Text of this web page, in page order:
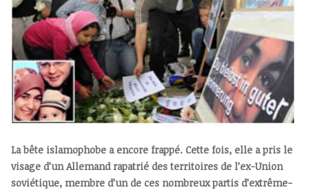
La bête islamophobe a encore frappé. Cette fois, elle a pris le
visage d’un Allemand rapatrié des territoires de l’ex-Union
soviétique, membre d’un de ces nombreux partis d’extrême-